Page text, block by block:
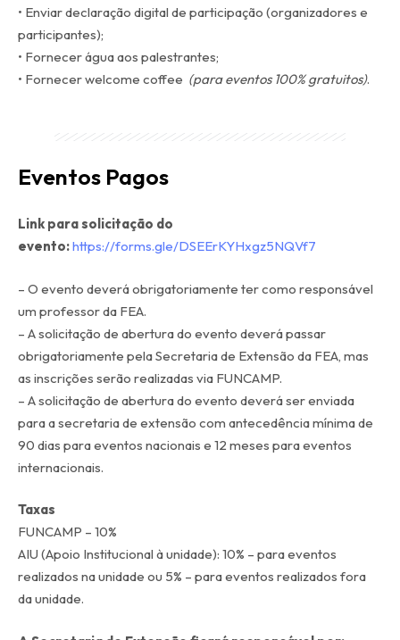
• Enviar declaração digital de participação (organizadores e
participantes);
• Fornecer água aos palestrantes;
• Fornecer welcome coffee (para eventos 100% gratuitos).
Eventos Pagos
Link para solicitação do
evento:https://forms.gle/DSEErKYHxgz5NQVf7
– O evento deverá obrigatoriamente ter como responsável
um professor da FEA.
– A solicitação de abertura do evento deverá passar
obrigatoriamente pela Secretaria de Extensão da FEA, mas
as inscrições serão realizadas via FUNCAMP.
– A solicitação de abertura do evento deverá ser enviada
para a secretaria de extensão com antecedência mínima de
90 dias para eventos nacionais e 12 meses para eventos
internacionais.
Taxas
FUNCAMP – 10%
AIU (Apoio Institucional à unidade): 10% – para eventos
realizados na unidade ou 5% – para eventos realizados fora
da unidade.